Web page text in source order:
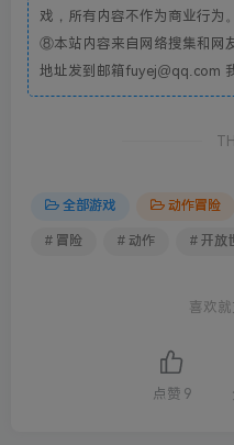
戏，所有内容不作为商业行为。
⑧本站内容来自网络搜集和网
地址发到邮箱fuyej@qq.com
全部游戏 动作冒险
# 冒险 # 动作 # 开放
喜欢
点赞 9